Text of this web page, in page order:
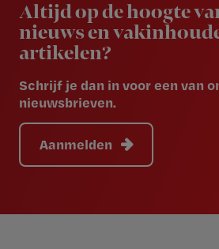
Altijd op de hoogte
nieuws en
artikelen?
Schrijf je dan in voor een van
nieuwsbrieven.
Aanmelden